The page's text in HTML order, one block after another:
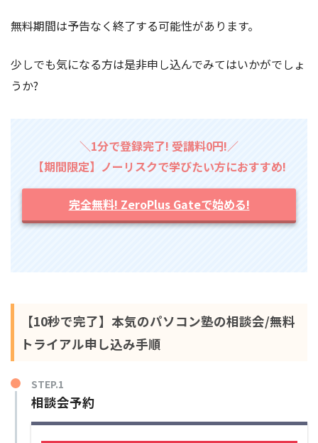
無料期間は予告なく終了する可能性があります。
少しでも気になる方は是非申し込んでみてはいかがでしょ
うか?
＼1分で登録完了! 受講料0円!／
【期間限定】ノーリスクで学びたい方におすすめ!
完全無料! ZeroPlus Gateで始める!
【10秒で完了】本気のパソコン塾の相談会/無料
トライアル申し込み手順
STEP.1
相談会予約